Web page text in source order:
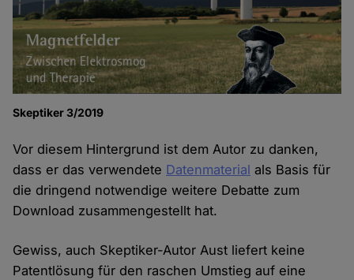
Skeptiker 3/2019
Vor diesem Hintergrund ist dem Autor zu danken,
dass er das verwendete Datenmaterial als Basis für
die dringend notwendige weitere Debatte zum
Download zusammengestellt hat.
Gewiss, auch Skeptiker-Autor Aust liefert keine
Patentlösung für den raschen Umstieg auf eine